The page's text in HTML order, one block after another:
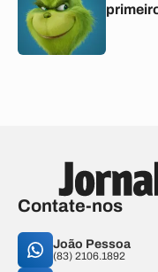
Contate-nos
João Pessoa
(83) 2106.1892